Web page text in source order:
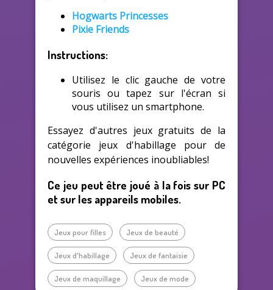
Hogwarts Princesses
Pixie Friends
Instructions:
Utilisez le clic gauche de votre
souris ou tapez sur l'écran si
vous utilisez un smartphone.
Essayez d'autres jeux gratuits de la
catégorie jeux d'habillage pour de
nouvelles expériences inoubliables!
Ce jeu peut être joué à la fois sur PC
et sur les appareils mobiles.
Jeux pour filles Jeux de beauté
Jeux d'habillage Jeux de fantaisie
Jeux de maquillage Jeux de mode